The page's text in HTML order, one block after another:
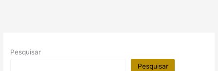
“A
Pesquisar
Pesquisar